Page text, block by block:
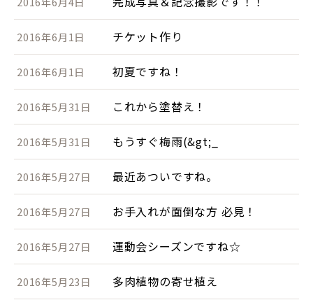
2016年6月1日 チケット作り
2016年6月1日 初夏ですね！
2016年5月31日 これから塗替え！
2016年5月31日 もうすぐ梅雨(&gt;_
2016年5月27日 最近あついですね。
2016年5月27日 お手入れが面倒な方 必見！
2016年5月27日 運動会シーズンですね☆
2016年5月23日 多肉植物の寄せ植え